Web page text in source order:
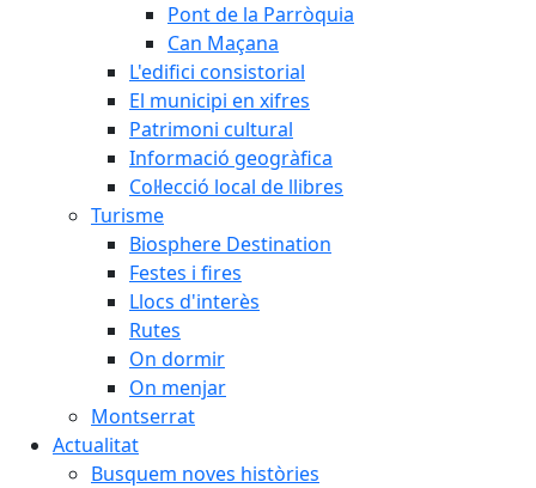
Pont de la Parròquia
Can Maçana
L'edifici consistorial
El municipi en xifres
Patrimoni cultural
Informació geogràfica
Col·lecció local de llibres
Turisme
Biosphere Destination
Festes i fires
Llocs d'interès
Rutes
On dormir
On menjar
Montserrat
Actualitat
Busquem noves històries